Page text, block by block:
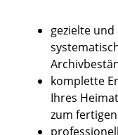
gezielte und
komplette
Ihres
zum